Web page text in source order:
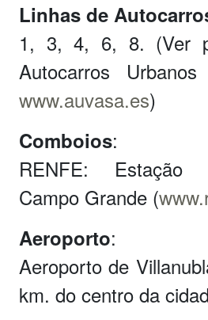
Linhas de
1, 3, 4, 6, 8. (Ver
Autocarros
www.auvasa.es)
Comboios:
RENFE: Estação
Campo Grande (
Aeroporto:
Aeroporto de
km. do centro da